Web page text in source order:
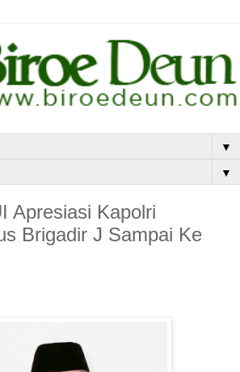
▼
▼
Apresiasi Kapolri
Brigadir J Sampai Ke